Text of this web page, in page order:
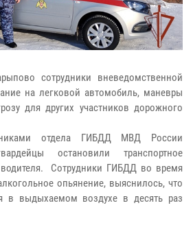
сотрудники вневедомственной
на легковой автомобиль, маневры
для других участников дорожного
отдела ГИБДД МВД России
остановили транспортное
Сотрудники ГИБДД во время
опьянение, выяснилось, что
в выдыхаемом воздухе в десять раз